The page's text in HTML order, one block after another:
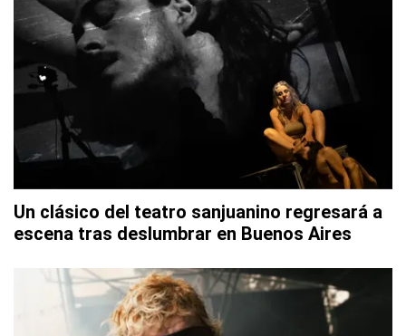
Un clásico del teatro sanjuanino regresará a
escena tras deslumbrar en Buenos Aires